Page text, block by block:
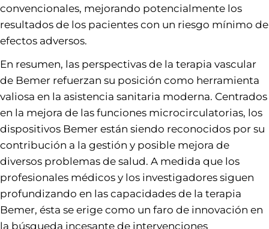
convencionales, mejorando potencialmente los
resultados de los pacientes con un riesgo mínimo de
efectos adversos.
En resumen, las perspectivas de la terapia vascular
de Bemer refuerzan su posición como herramienta
valiosa en la asistencia sanitaria moderna. Centrados
en la mejora de las funciones microcirculatorias, los
dispositivos Bemer están siendo reconocidos por su
contribución a la gestión y posible mejora de
diversos problemas de salud. A medida que los
profesionales médicos y los investigadores siguen
profundizando en las capacidades de la terapia
Bemer, ésta se erige como un faro de innovación en
la búsqueda incesante de intervenciones